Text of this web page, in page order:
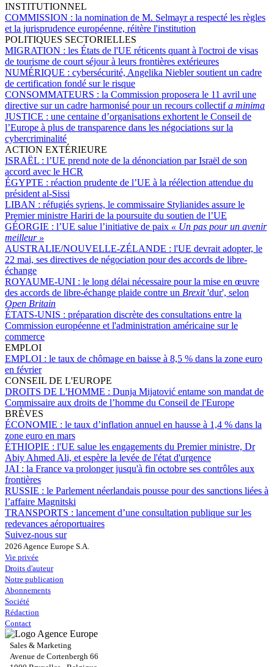
INSTITUTIONNEL
COMMISSION : la nomination de M. Selmayr a respecté les règles
et la jurisprudence européenne, réitère l'institution
POLITIQUES SECTORIELLES
MIGRATION : les États de l'UE réticents quant à l'octroi de visas
de tourisme de court séjour à leurs frontières extérieures
NUMÉRIQUE : cybersécurité, Angelika Niebler soutient un cadre
de certification fondé sur le risque
CONSOMMATEURS : la Commission proposera le 11 avril une
directive sur un cadre harmonisé pour un recours collectifa minima
JUSTICE : une centaine d’organisations exhortent le Conseil de
l’Europe à plus de transparence dans les négociations sur la
cybercriminalité
ACTION EXTÉRIEURE
ISRAËL : l’UE prend note de la dénonciation par Israël de son
accord avec le HCR
ÉGYPTE : réaction prudente de l’UE à la réélection attendue du
président al-Sissi
LIBAN : réfugiés syriens, le commissaire Stylianides assure le
Premier ministre Hariri de la poursuite du soutien de l’UE
GÉORGIE : l’UE salue l’initiative de paix « Un pas pour un avenir
meilleur »
AUSTRALIE/NOUVELLE-ZÉLANDE : l'UE devrait adopter, le
22 mai, ses directives de négociation pour des accords de libre-
échange
ROYAUME-UNI : le long délai nécessaire pour la mise en œuvre
des accords de libre-échange plaide contre un Brexit'dur', selon
Open Britain
ÉTATS-UNIS : préparation discrète des consultations entre la
Commission européenne et l'administration américaine sur le
commerce
EMPLOI
EMPLOI : le taux de chômage en baisse à 8,5 % dans la zone euro
en février
CONSEIL DE L'EUROPE
DROITS DE L'HOMME : Dunja Mijatović entame son mandat de
Commissaire aux droits de l’homme du Conseil de l'Europe
BRÈVES
ÉCONOMIE : le taux d’inflation annuel en hausse à 1,4 % dans la
zone euro en mars
ÉTHIOPIE : l'UE salue les engagements du Premier ministre, Dr
Abiy Ahmed Ali, et espère la levée de l'état d'urgence
JAI : la France va prolonger jusqu'à fin octobre ses contrôles aux
frontières
RUSSIE : le Parlement néerlandais pousse pour des sanctions liées à
l’affaire Magnitski
TRANSPORTS : lancement d’une consultation publique sur les
redevances aéroportuaires
Suivez-nous sur
2026 Agence Europe S.A.
Vie privée
Droits d'auteur
Notre publication
Abonnements
Société
Rédaction
Contact
Sales & Marketing
Avenue de Cortenbergh 66